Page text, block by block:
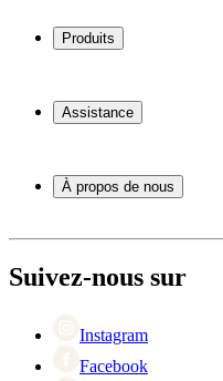
Produits
Casier á vin
Meubles à vin
Assistance
Paiement
Expédition
+44 3308 081634
À propos de nous
Black Friday
Singles Day
Suivez-nous sur
Instagram
Facebook